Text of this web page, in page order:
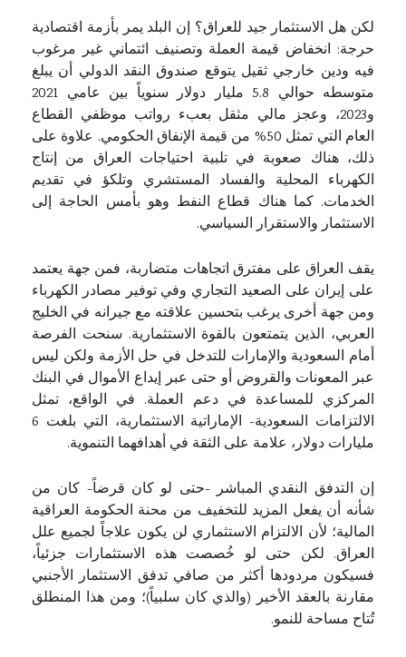
لكن هل الاستثمار جيد للعراق؟ إن البلد يمر بأزمة اقتصادية
حرجة: انخفاض قيمة العملة وتصنيف ائتماني غير مرغوب
فيه ودين خارجي ثقيل يتوقع صندوق النقد الدولي أن يبلغ
متوسطه حوالي 5.8 مليار دولار سنوياً بين عامي 2021
و2023، وعجز مالي مثقل بعبء رواتب موظفي القطاع
العام التي تمثل 50% من قيمة الإنفاق الحكومي. علاوة على
ذلك، هناك صعوبة في تلبية احتياجات العراق من إنتاج
الكهرباء المحلية والفساد المستشري وتلكؤ في تقديم
الخدمات. كما هناك قطاع النفط وهو بأمس الحاجة إلى
الاستثمار والاستقرار السياسي.
يقف العراق على مفترق اتجاهات متضاربة، فمن جهة يعتمد
على إيران على الصعيد التجاري وفي توفير مصادر الكهرباء
ومن جهة أخرى يرغب بتحسين علاقته مع جيرانه في الخليج
العربي، الذين يتمتعون بالقوة الاستثمارية. سنحت الفرصة
أمام السعودية والإمارات للتدخل في حل الأزمة ولكن ليس
عبر المعونات والقروض أو حتى عبر إيداع الأموال في البنك
المركزي للمساعدة في دعم العملة. في الواقع، تمثل
الالتزامات السعودية- الإماراتية الاستثمارية، التي بلغت 6
مليارات دولار، علامة على الثقة في أهدافهما التنموية.
إن التدفق النقدي المباشر -حتى لو كان قرضاً- كان من
شأنه أن يفعل المزيد للتخفيف من محنة الحكومة العراقية
المالية؛ لأن الالتزام الاستثماري لن يكون علاجاً لجميع علل
العراق. لكن حتى لو خُصصت هذه الاستثمارات جزئياً،
فسيكون مردودها أكثر من صافي تدفق الاستثمار الأجنبي
مقارنة بالعقد الأخير (والذي كان سلبياً)؛ ومن هذا المنطلق
تُتاح مساحة للنمو.